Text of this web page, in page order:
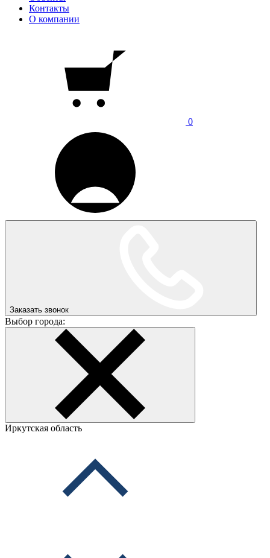
Контакты
О компании
0
Заказать звонок
Выбор города:
Иркутская область